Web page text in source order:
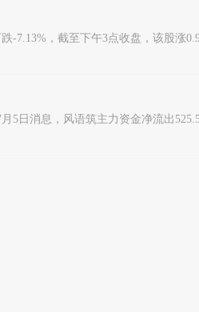
7.13%，截至下午3点收盘，该股涨
5日消息，风语筑主力资金净流出